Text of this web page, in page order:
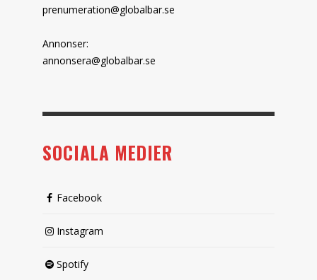
prenumeration@globalbar.se
Annonser:
annonsera@globalbar.se
SOCIALA MEDIER
Facebook
Instagram
Spotify